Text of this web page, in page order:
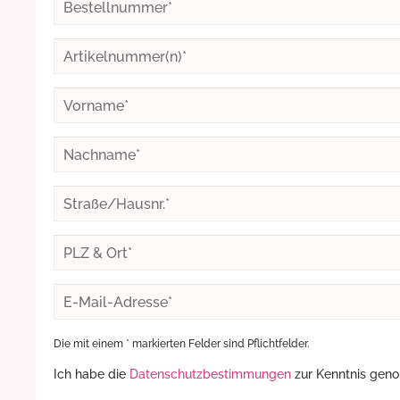
Die mit einem * markierten Felder sind Pflichtfelder.
Ich habe die Datenschutzbestimmungen zur Kenntnis